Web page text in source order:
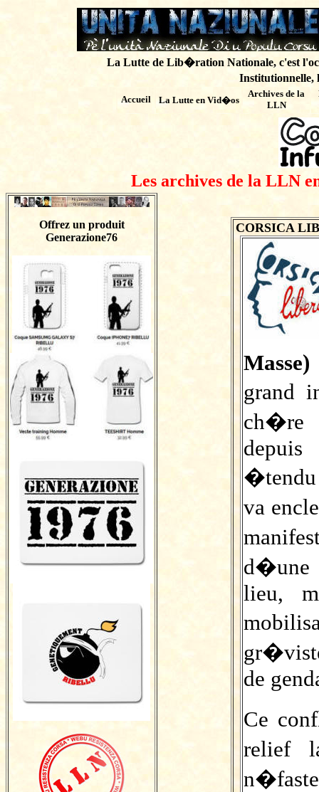
La Lutte de Lib�ration Nationale, c'est
Institutionnelle,
Accueil La Lutte en Vid�os
Archives de la
LLN
Les archives de la LLN
Offrez un produit
Generazione76
CORSICA
Masse)
grand
ch�re
va
d�une
lieu,
de
Ce
relief